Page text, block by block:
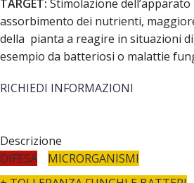
TARGET: Stimolazione
assorbimento dei nutrienti,
della pianta a reagire in situazioni
esempio da batteriosi o malattie
RICHIEDI INFORMAZIONI
Descrizione
DIFESA
MICRORGANISMI